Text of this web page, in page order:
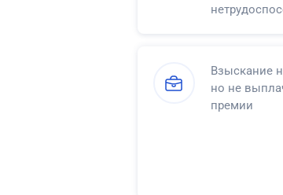
Взыскание
но не
премии